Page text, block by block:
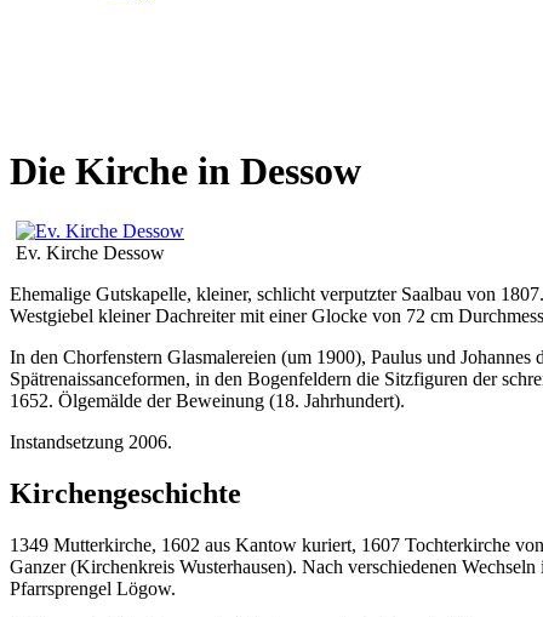
Die Kirche in Dessow
Ev. Kirche Dessow
Ehemalige Gutskapelle, kleiner, schlicht verputzter Saalbau von
Westgiebel kleiner Dachreiter mit einer Glocke von 72 cm
In den Chorfenstern Glasmalereien (um 1900), Paulus und
Spätrenaissanceformen, in den Bogenfeldern die Sitzfiguren der
1652. Ölgemälde der Beweinung (18. Jahrhundert).
Instandsetzung 2006.
Kirchengeschichte
1349 Mutterkirche, 1602 aus Kantow kuriert, 1607 Tochterkirche
Ganzer (Kirchenkreis Wusterhausen). Nach verschiedenen
Pfarrsprengel Lögow.